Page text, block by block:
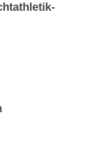
stadion